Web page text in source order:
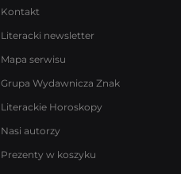
Kontakt
Literacki newsletter
Mapa serwisu
Grupa Wydawnicza Znak
Literackie Horoskopy
Nasi autorzy
Prezenty w koszyku